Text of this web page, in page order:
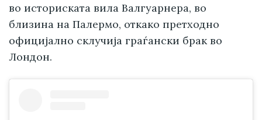
во историската вила Валгуарнера, во
близина на Палермо, откако претходно
официјално склучија граѓански брак во
Лондон.